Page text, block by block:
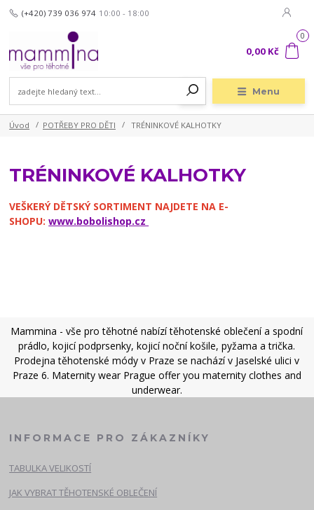
Menu
(+420) 739 036 974 10:00 - 18:00
0
0,00 Kč
Úvod POTŘEBY PRO DĚTI TRÉNINKOVÉ KALHOTKY
TRÉNINKOVÉ KALHOTKY
VEŠKERÝ DĚTSKÝ SORTIMENT NAJDETE NA E-
SHOPU: www.bobolishop.cz
Mammina - vše pro těhotné nabízí těhotenské oblečení a spodní
prádlo, kojicí podprsenky, kojicí noční košile, pyžama a trička.
Prodejna těhotenské módy v Praze se nachází v Jaselské ulici v
Praze 6. Maternity wear Prague offer you maternity clothes and
underwear.
INFORMACE PRO ZÁKAZNÍKY
TABULKA VELIKOSTÍ
JAK VYBRAT TĚHOTENSKÉ OBLEČENÍ